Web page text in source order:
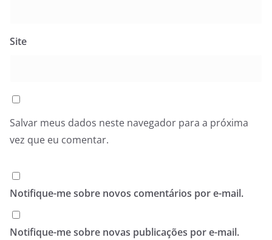
Site
Salvar meus dados neste navegador para a próxima
vez que eu comentar.
Notifique-me sobre novos comentários por e-mail.
Notifique-me sobre novas publicações por e-mail.